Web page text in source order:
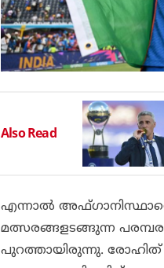
Also Read
എന്നാല്‍
മത്സരങ്ങളടങ്ങുന്ന
പുറത്തായിരുന്നു.